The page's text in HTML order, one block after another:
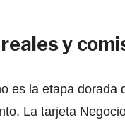
y
es la etapa dorada
La tarjeta